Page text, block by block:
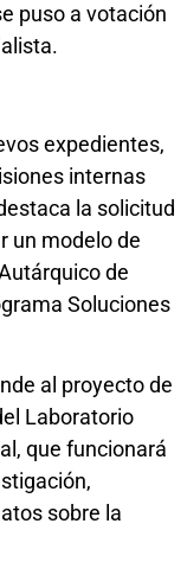
puso a votación
expedientes,
internas
la solicitud
un modelo de
de
Soluciones
al proyecto de
Laboratorio
que funcionará
sobre la